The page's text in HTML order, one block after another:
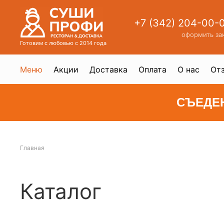
Готовим с любовью с 2014 года
+7 (342) 204-00-
оформить
Меню Акции Доставка Оплата О нас
Главная
Каталог